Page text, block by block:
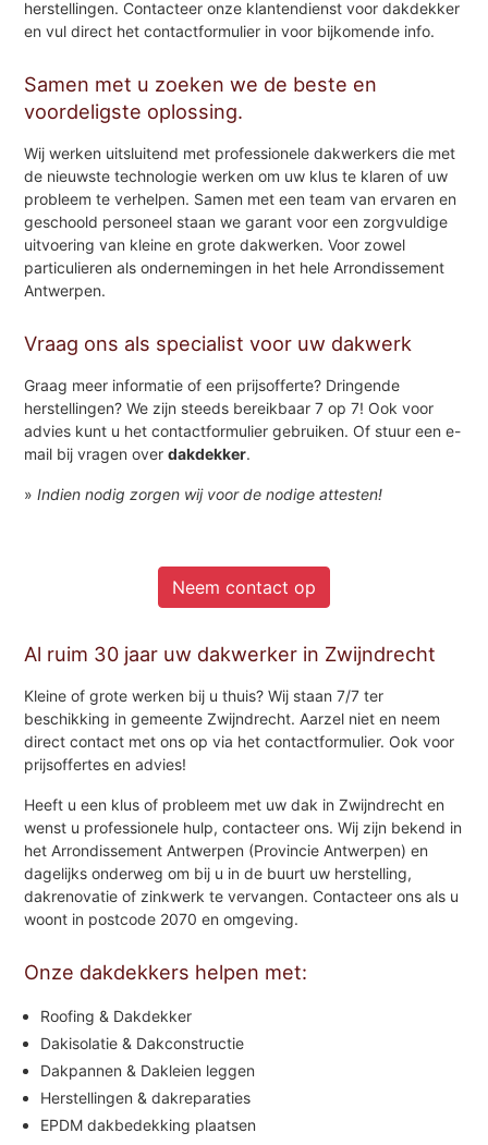
herstellingen. Contacteer onze klantendienst voor dakdekker
en vul direct het contactformulier in voor bijkomende info.
Samen met u zoeken we de beste en
voordeligste oplossing.
Wij werken uitsluitend met professionele dakwerkers die met
de nieuwste technologie werken om uw klus te klaren of uw
probleem te verhelpen. Samen met een team van ervaren en
geschoold personeel staan we garant voor een zorgvuldige
uitvoering van kleine en grote dakwerken. Voor zowel
particulieren als ondernemingen in het hele Arrondissement
Antwerpen.
Vraag ons als specialist voor uw dakwerk
Graag meer informatie of een prijsofferte? Dringende
herstellingen? We zijn steeds bereikbaar 7 op 7! Ook voor
advies kunt u het contactformulier gebruiken. Of stuur een e-
mail bij vragen overdakdekker.
»Indien nodig zorgen wij voor de nodige attesten!
Neem contact op
Al ruim 30 jaar uw dakwerker in Zwijndrecht
Kleine of grote werken bij u thuis? Wij staan 7/7 ter
beschikking in gemeente Zwijndrecht. Aarzel niet en neem
direct contact met ons op via het contactformulier. Ook voor
prijsoffertes en advies!
Heeft u een klus of probleem met uw dak in Zwijndrecht en
wenst u professionele hulp, contacteer ons. Wij zijn bekend in
het Arrondissement Antwerpen (Provincie Antwerpen) en
dagelijks onderweg om bij u in de buurt uw herstelling,
dakrenovatie of zinkwerk te vervangen. Contacteer ons als u
woont in postcode 2070 en omgeving.
Onze dakdekkers helpen met:
Roofing & Dakdekker
Dakisolatie & Dakconstructie
Dakpannen & Dakleien leggen
Herstellingen & dakreparaties
EPDM dakbedekking plaatsen